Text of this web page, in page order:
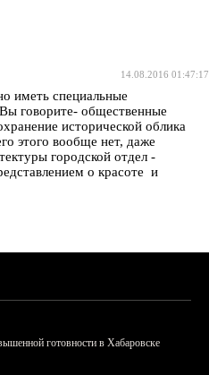
14.08.2016 01:47:17
иметь специальные
говорите- общественные
исторической облика
этого вообще нет, даже
городской отдел -
о красоте и
готовности в Хабаровске